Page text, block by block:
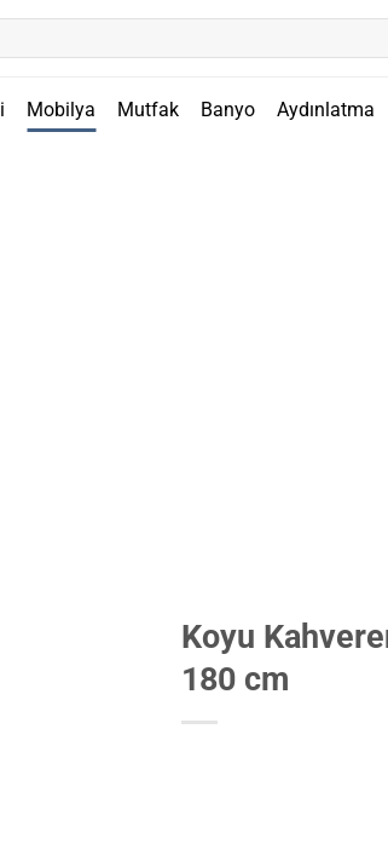
Mobilya Mutfak Banyo Aydınlatma
Koyu
180 cm